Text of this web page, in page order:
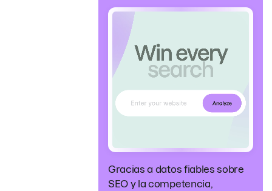
Gracias a datos fiables sobre
SEO y la competencia,